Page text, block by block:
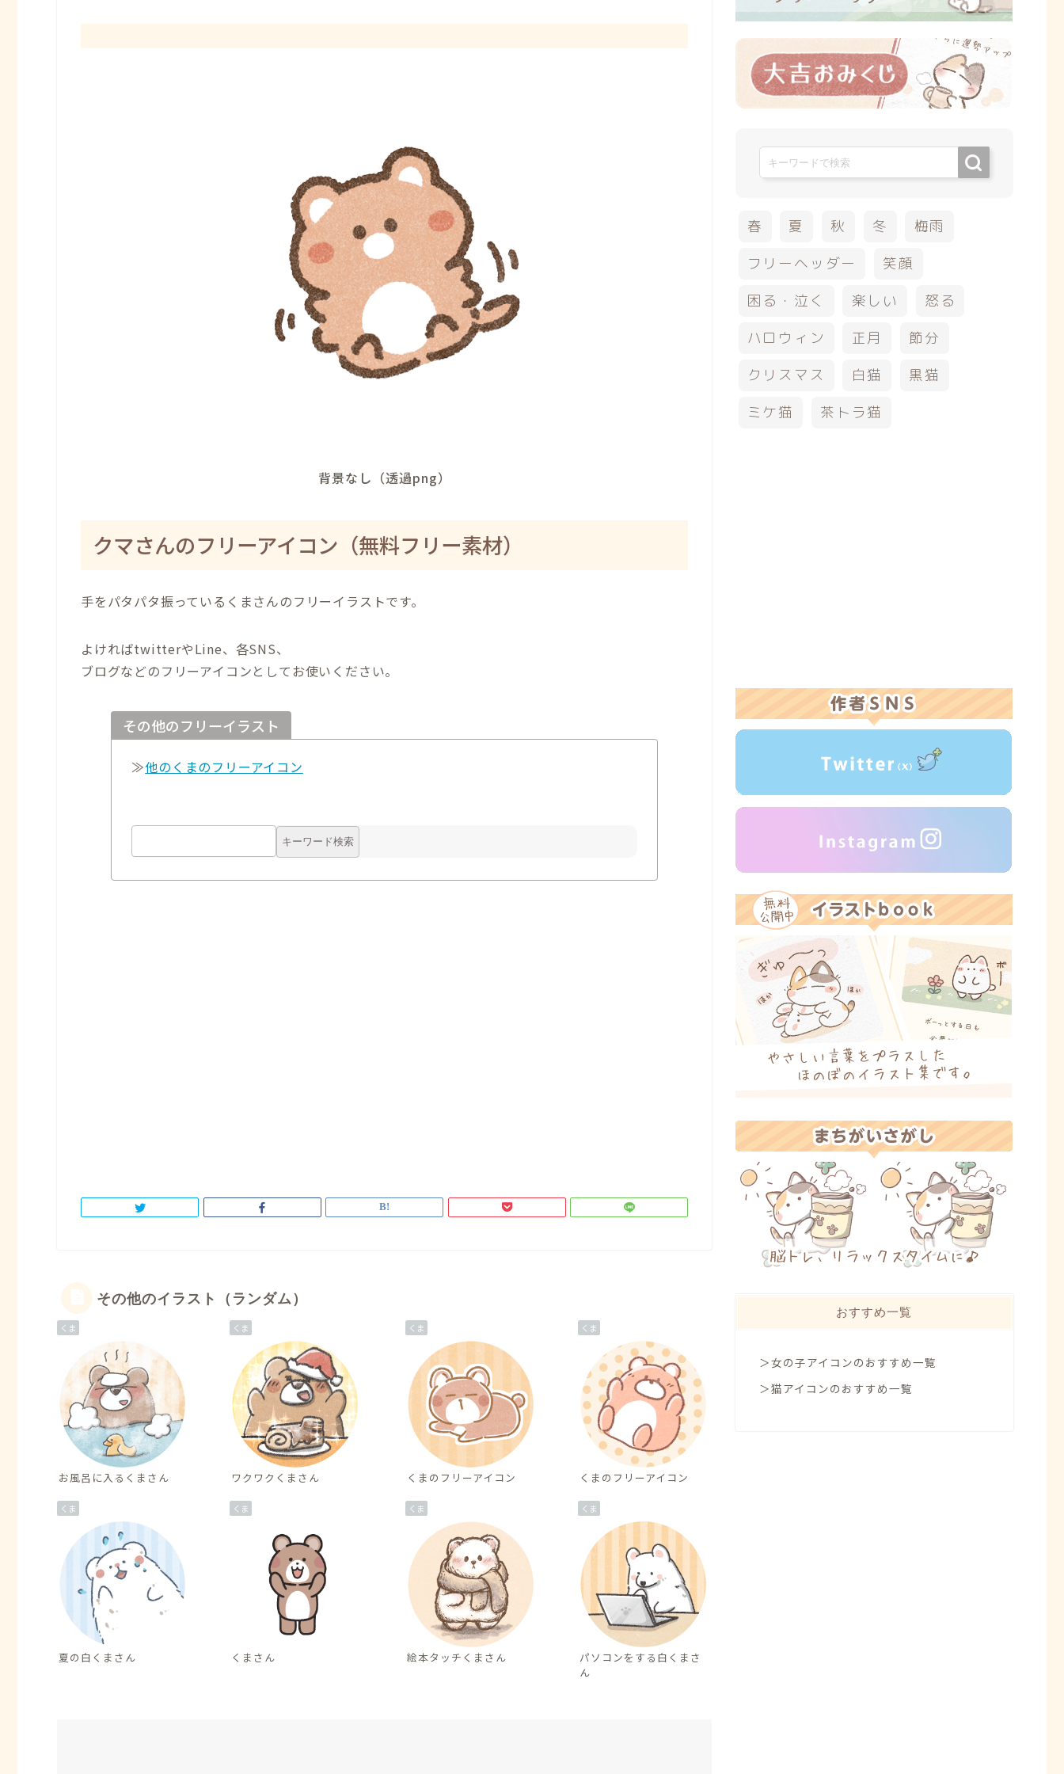
背景なし（透過png）
クマさんのフリーアイコン（無料フリー素材）
手をパタパタ振っているくまさんのフリーイラストです。
よければtwitterやLine、各SNS、
ブログなどのフリーアイコンとしてお使いください。
その他のフリーイラスト
≫他のくまのフリーアイコン
その他のイラスト（ランダム）
くま
お風呂に入るくまさん
くま
ワクワクくまさん
くま
くまのフリーアイコン
くま
くまのフリーアイコン
くま
夏の白くまさん
くま
くまさん
くま
絵本タッチくまさん
くま
パソコンをする白くまさ
ん
春 夏 秋 冬
梅雨
フリーヘッダー
笑顔
困る・泣く
楽しい
怒る
ハロウィン
正月
節分
クリスマス
白猫
黒猫
ミケ猫
茶トラ猫
おすすめ一覧
＞女の子アイコンのおすすめ一覧
＞猫アイコンのおすすめ一覧